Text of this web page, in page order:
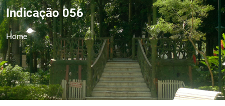
Indicação 056
Home